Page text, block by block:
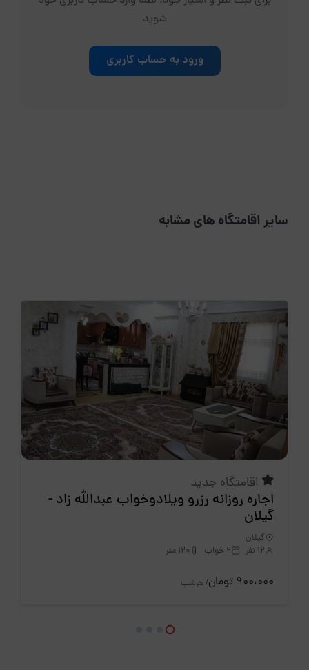
شوید
ورود به حساب کاربری
سایر اقامتگاه های مشابه
اقامتگاه جدید
اجاره روزانه رزرو ویلادوخواب عبدالله زاد -
گیلان
گیلان
12 نفر
2 خواب 120 متر
900،000 تومان / هرشب